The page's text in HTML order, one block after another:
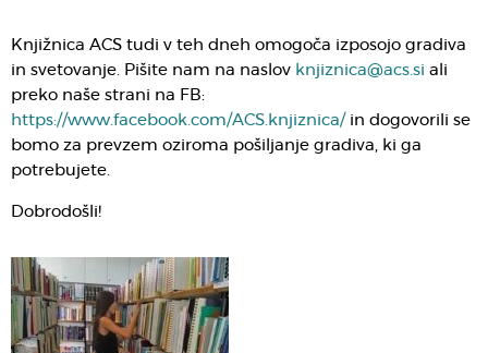
Knjižnica ACS tudi v teh dneh omogoča izposojo gradiva
in svetovanje. Pišite nam na naslov knjiznica@acs.si ali
preko naše strani na FB:
https://www.facebook.com/ACS.knjiznica/ in dogovorili se
bomo za prevzem oziroma pošiljanje gradiva, ki ga
potrebujete.
Dobrodošli!